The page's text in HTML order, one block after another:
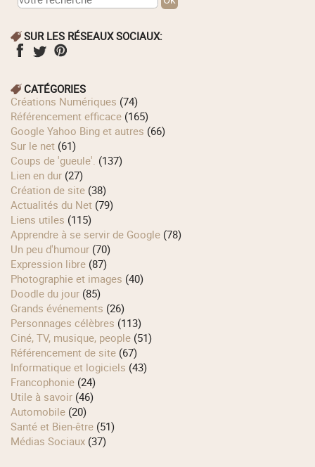
SUR LES RÉSEAUX SOCIAUX:
CATÉGORIES
Créations Numériques (74)
Référencement efficace (165)
Google Yahoo Bing et autres (66)
Sur le net (61)
Coups de 'gueule'. (137)
Lien en dur (27)
Création de site (38)
Actualités du Net (79)
Liens utiles (115)
Apprendre à se servir de Google (78)
Un peu d'humour (70)
Expression libre (87)
Photographie et images (40)
Doodle du jour (85)
Grands événements (26)
Personnages célèbres (113)
Ciné, TV, musique, people (51)
Référencement de site (67)
Informatique et logiciels (43)
Francophonie (24)
Utile à savoir (46)
Automobile (20)
Santé et Bien-être (51)
Médias Sociaux (37)